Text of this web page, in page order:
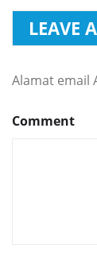
LEAVE
Alamat email
Comment